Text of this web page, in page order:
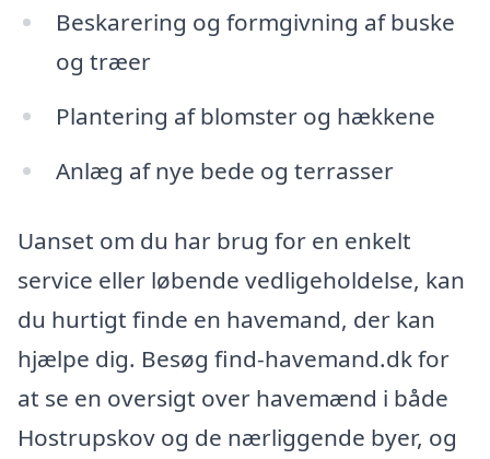
Beskarering og formgivning af buske
og træer
Plantering af blomster og hækkene
Anlæg af nye bede og terrasser
Uanset om du har brug for en enkelt
service eller løbende vedligeholdelse, kan
du hurtigt finde en havemand, der kan
hjælpe dig. Besøg find-havemand.dk for
at se en oversigt over havemænd i både
Hostrupskov og de nærliggende byer, og